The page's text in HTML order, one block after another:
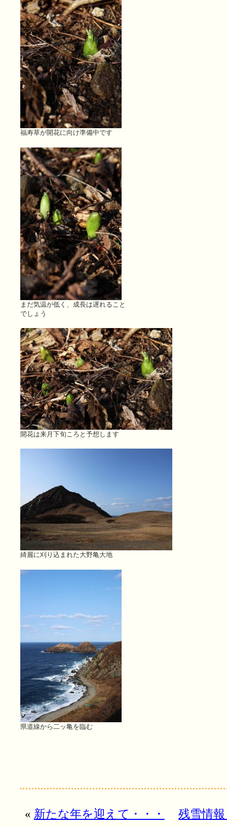
福寿草が開花に向け準備中です
まだ気温が低く、成長は遅れること
でしょう
開花は来月下旬ころと予想します
綺麗に刈り込まれた大野亀大地
県道線から二ッ亀を臨む
« 新たな年を迎えて・・・ 残雪情